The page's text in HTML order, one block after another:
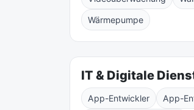
Wärmepumpe
IT & Digitale
App-Entwickler App-